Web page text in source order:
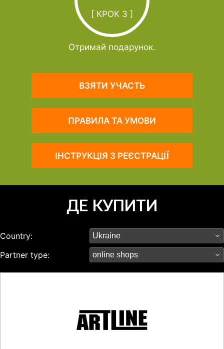
[ КРОК 3 ]
Отримай подарунок.
ВЗЯТИ УЧАСТЬ
ПРАВИЛА ТА УМОВИ
ІНСТРУКЦІЯ З РЕЄСТРАЦІЇ
ДЕ КУПИТИ
Country:
Partner type: